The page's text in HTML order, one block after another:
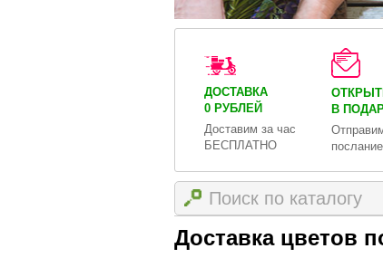
ДОСТАВКА
0 РУБЛЕЙ
Доставим за час
БЕСПЛАТНО
В
Доставка цветов